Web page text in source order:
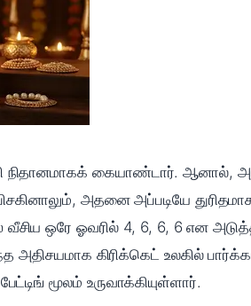
நிதானமாகக் கையாண்டார். ஆனால்,
அதனை அப்படியே
ஒரே ஓவரில் 4, 6, 6, 6 என
கிரிக்கெட் உலகில்
மூலம் உருவாக்கியுள்ளார்.